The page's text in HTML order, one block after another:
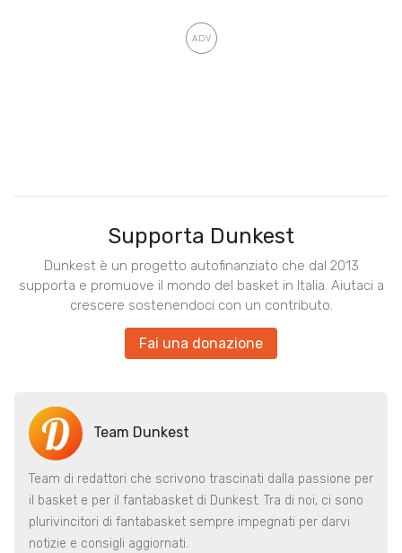
Supporta Dunkest
Dunkest è un progetto autofinanziato che dal 2013
supporta e promuove il mondo del basket in Italia. Aiutaci a
crescere sostenendoci con un contributo.
Fai una donazione
Team Dunkest
Team di redattori che scrivono trascinati dalla passione per
il basket e per il fantabasket di Dunkest. Tra di noi, ci sono
plurivincitori di fantabasket sempre impegnati per darvi
notizie e consigli aggiornati.